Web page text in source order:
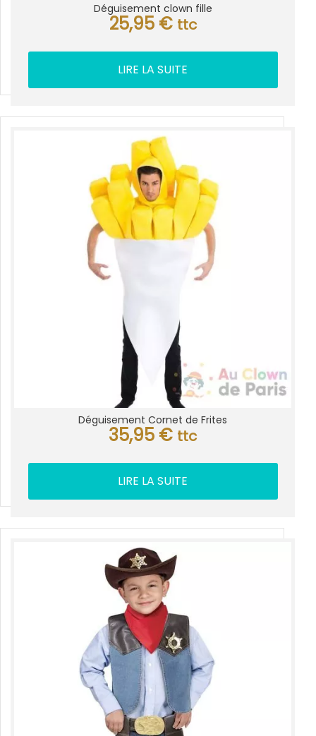
Déguisement clown fille
25,95 € ttc
LIRE LA SUITE
Déguisement Cornet de Frites
35,95 € ttc
LIRE LA SUITE